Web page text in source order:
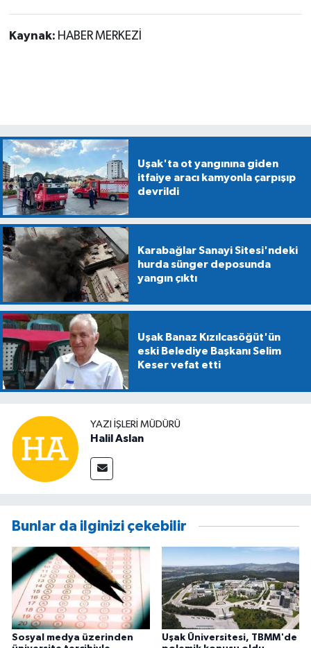
Kaynak: HABER MERKEZİ
Uşak'ta ot yangınına giden
itfaiye aracı kamyonla çarpışıp
devrildi
Karabağlar Sanayi Sitesi'ndeki
hurda sünger deposunda
yangın çıktı
Uşak Banaz Kızılcasöğüt'ün
eski Belediye Başkanı Selim
Keser vefat etti
YAZI İŞLERİ MÜDÜRÜ
Halil Aslan
Bunlar da ilginizi çekebilir
Sosyal medya üzerinden
Uşak Üniversitesi, TBMM'de